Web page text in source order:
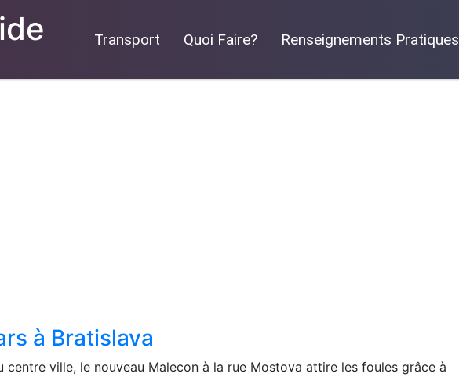
Transport Quoi Faire? Renseignements Pratiques
à Bratislava
centre ville, le nouveau Malecon à la rue Mostova attire les foules grâce à